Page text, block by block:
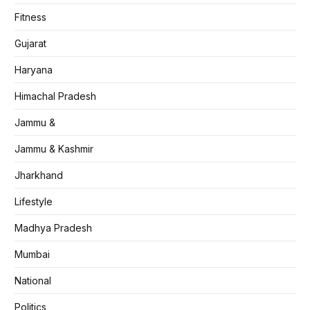
Fitness
Gujarat
Haryana
Himachal Pradesh
Jammu &
Jammu & Kashmir
Jharkhand
Lifestyle
Madhya Pradesh
Mumbai
National
Politics